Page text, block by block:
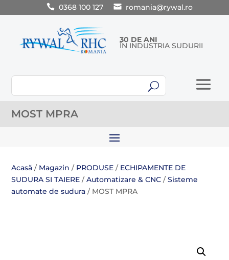
0368 100 127 romania@rywal.ro
30 DE ANI
ÎN INDUSTRIA SUDURII
U
MOST MPRA
Acasă / Magazin / PRODUSE / ECHIPAMENTE DE
SUDURA SI TAIERE /Automatizare & CNC /Sisteme
automate de sudura / MOST MPRA